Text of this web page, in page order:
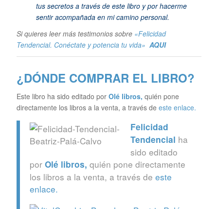
tus secretos a través de este libro y por hacerme
sentir acompañada en mi camino personal.
Si quieres leer más testimonios sobre «Felicidad
Tendencial. Conéctate y potencia tu vida» AQUI
¿DÓNDE COMPRAR EL LIBRO?
Este libro ha sido editado por Olé libros, quién pone
directamente los libros a la venta, a través de este enlace.
Felicidad
Tendencial ha
sido editado
por Olé libros, quién pone directamente
los libros a la venta, a través de este
enlace.